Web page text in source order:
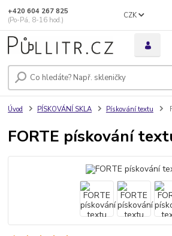
CZK
+420 604 267 825
(Po-Pá, 8-16 hod.)
Úvod PÍSKOVÁNÍ SKLA Pískování textu
FORTE pískování